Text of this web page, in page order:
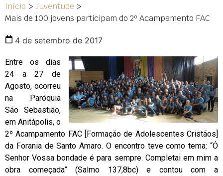
Início > Juventude >
Mais de 100 jovens participam do 2º Acampamento FAC
4 de setembro de 2017
Entre os dias
24 a 27 de
Agosto, ocorreu
na Paróquia
São Sebastião,
em Anitápolis, o
2º Acampamento FAC [Formação de Adolescentes Cristãos]
da Forania de Santo Amaro. O encontro teve como tema: “Ó
Senhor Vossa bondade é para sempre. Completai em mim a
obra começada” (Salmo 137,8bc) e contou com a